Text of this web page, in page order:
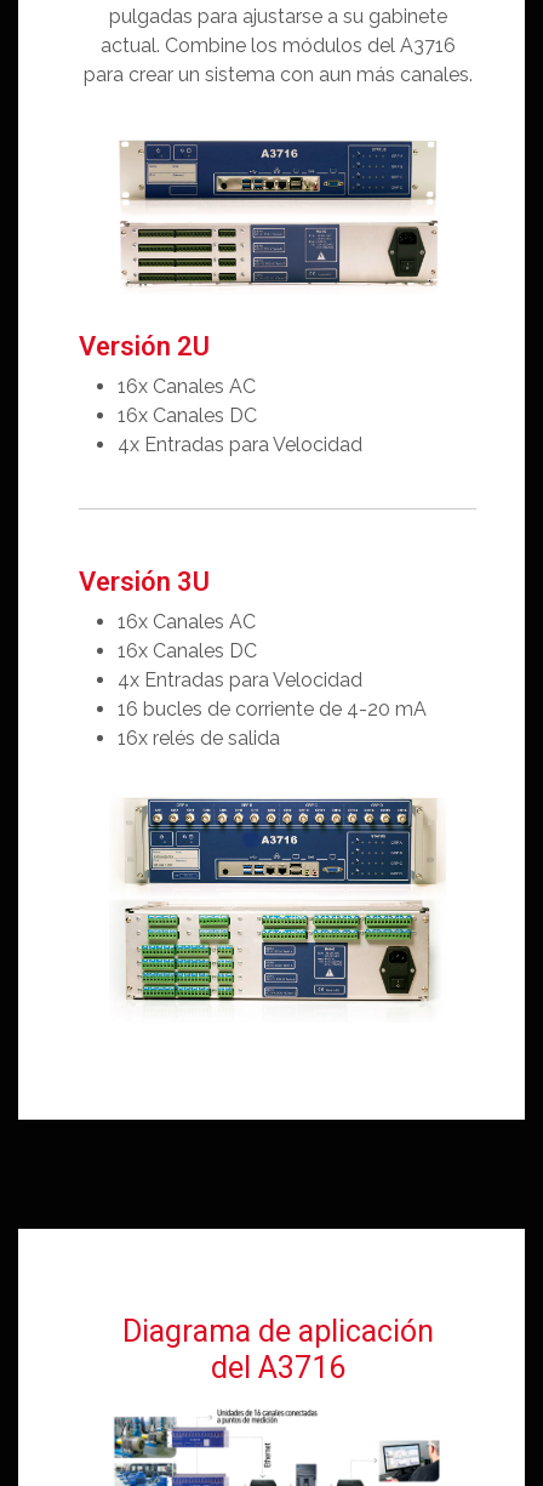
pulgadas para ajustarse a su gabinete
actual. Combine los módulos del A3716
para crear un sistema con aun más canales.
Versión 2U
16x Canales AC
16x Canales DC
4x Entradas para Velocidad
Versión 3U
16x Canales AC
16x Canales DC
4x Entradas para Velocidad
16 bucles de corriente de 4-20 mA
16x relés de salida
Diagrama de aplicación
del A3716